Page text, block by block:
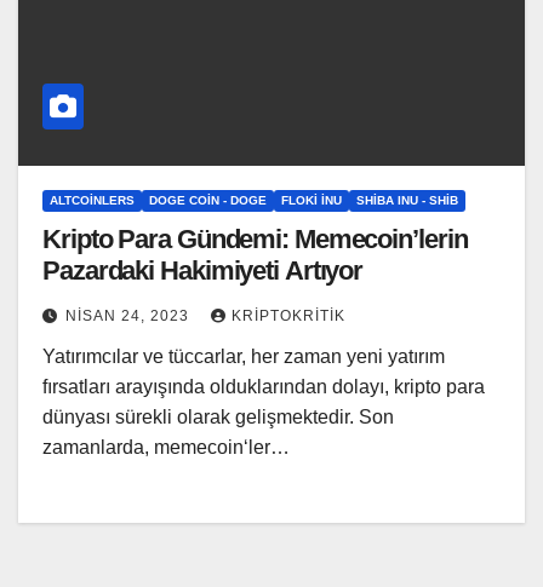
ALTCOINLERS DOGE COIN - DOGE FLOKI İNU SHIBA INU - SHIB
Kripto Para Gündemi: Memecoin’lerin
Pazardaki Hakimiyeti Artıyor
NISAN 24, 2023 KRIPTOKRITIK
Yatırımcılar ve tüccarlar, her zaman yeni yatırım
fırsatları arayışında olduklarından dolayı, kripto para
dünyası sürekli olarak gelişmektedir. Son
zamanlarda, memecoin‘ler…